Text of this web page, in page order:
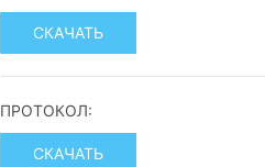
СКАЧАТЬ
ПРОТОКОЛ:
СКАЧАТЬ